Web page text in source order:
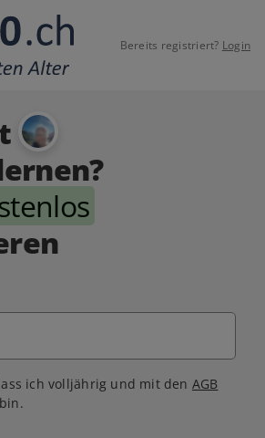
Bereits registriert? Login
ich volljährig und mit den AGB